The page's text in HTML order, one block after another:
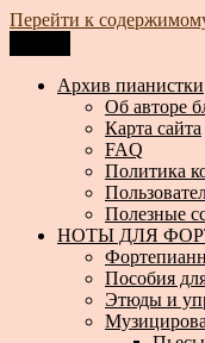
Перейти к
Архив пианистки
Всё для пианистов:
Архив пианистки
Об авторе
Карта сайта
FAQ
Политика
Полезные
НОТЫ ДЛЯ
Пособия
Этюды и